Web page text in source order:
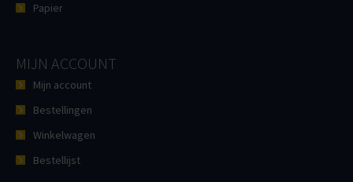
Papier
MIJN ACCOUNT
Mijn account
Bestellingen
Winkelwagen
Bestellijst